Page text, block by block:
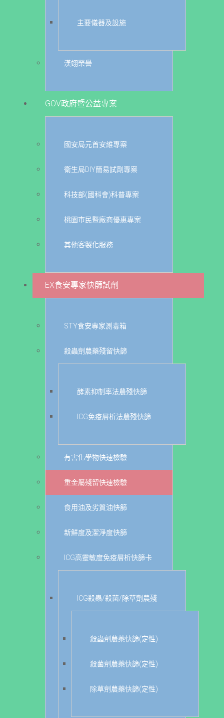
主要儀器及設施
漢翊榮譽
GOV政府暨公益專案
國安局元首安維專案
衛生局DIY簡易試劑專案
科技部(國科會)科普專案
桃園市民暨廠商優惠專案
其他客製化服務
EX食安專家快篩試劑
STY食安專家測毒箱
殺蟲劑農藥殘留快篩
酵素抑制率法農殘快篩
ICG免疫層析法農殘快篩
有害化學物快速檢驗
重金屬殘留快速檢驗
食用油及劣質油快篩
新鮮度及潔淨度快篩
ICG高靈敏度免疫層析快篩卡
ICG殺蟲/殺菌/除草劑農殘
殺蟲劑農藥快篩(定性)
殺菌劑農藥快篩(定性)
除草劑農藥快篩(定性)